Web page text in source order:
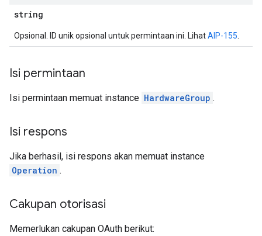
string
Opsional. ID unik opsional untuk permintaan ini. LihatAIP-155
Isi permintaan
Isi permintaan memuat instance HardwareGroup .
Isi respons
Jika berhasil, isi respons akan memuat instance
Operation .
Cakupan otorisasi
Memerlukan cakupan OAuth berikut: